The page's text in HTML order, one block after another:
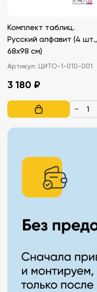
Комплект таблиц.
Русский алфавит (4 шт.,
68х98 см)
Артикул: ЦИТО-1-010-001
3 180 ₽
−